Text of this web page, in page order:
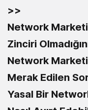
>>
Network
Zinciri
Network
Merak Edilen
Yasal Bir